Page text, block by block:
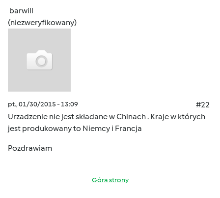
barwill
(niezweryfikowany)
pt., 01/30/2015 - 13:09
#22
Urzadzenie nie jest składane w Chinach . Kraje w których
jest produkowany to Niemcy i Francja
Pozdrawiam
Góra strony